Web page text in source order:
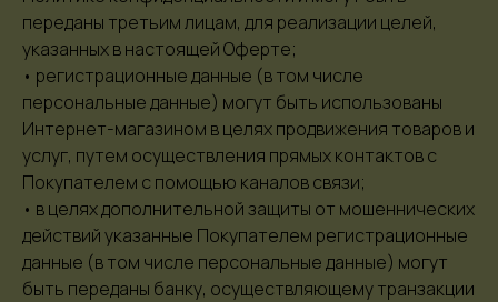
переданы третьим лицам, для реализации целей,
указанных в настоящей Оферте;
• регистрационные данные (в том числе
персональные данные) могут быть использованы
Интернет-магазином в целях продвижения товаров и
услуг, путем осуществления прямых контактов с
Покупателем с помощью каналов связи;
• в целях дополнительной защиты от мошеннических
действий указанные Покупателем регистрационные
данные (в том числе персональные данные) могут
быть переданы банку, осуществляющему транзакции